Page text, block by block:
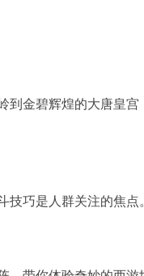
金碧辉煌的大唐皇
巧是人群关注的焦点。